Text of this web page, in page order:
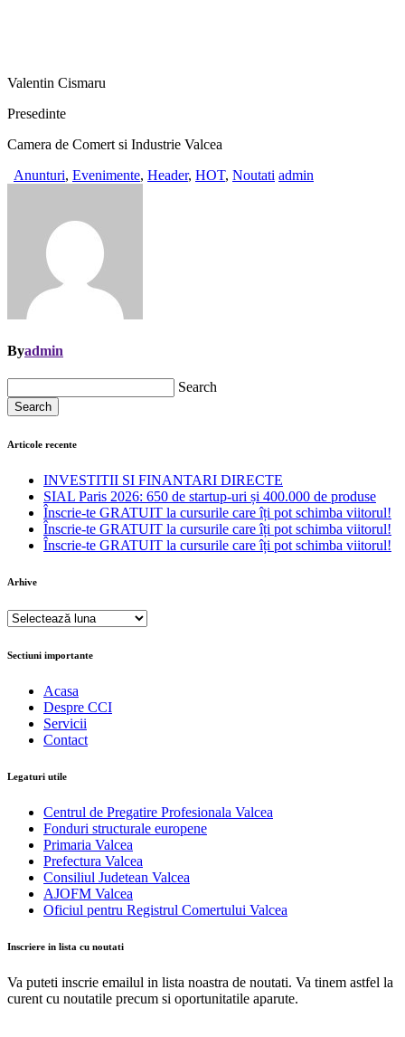
Valentin Cismaru
Presedinte
Camera de Comert si Industrie Valcea
Anunturi, Evenimente, Header, HOT, Noutati admin
Byadmin
Search
Search
Articole recente
INVESTITII SI FINANTARI DIRECTE
SIAL Paris 2026: 650 de startup-uri și 400.000 de produse
Înscrie-te GRATUIT la cursurile care îți pot schimba viitorul!
Înscrie-te GRATUIT la cursurile care îți pot schimba viitorul!
Înscrie-te GRATUIT la cursurile care îți pot schimba viitorul!
Arhive
Arhive
Sectiuni importante
Acasa
Despre CCI
Servicii
Contact
Legaturi utile
Centrul de Pregatire Profesionala Valcea
Fonduri structurale europene
Primaria Valcea
Prefectura Valcea
Consiliul Judetean Valcea
AJOFM Valcea
Oficiul pentru Registrul Comertului Valcea
Inscriere in lista cu noutati
Va puteti inscrie emailul in lista noastra de noutati. Va tinem astfel la
curent cu noutatile precum si oportunitatile aparute.